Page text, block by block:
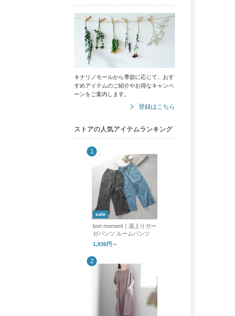
キナリノモールから季節に応じて、おす
すめアイテムのご紹介やお得なキャンペ
ーンをご案内します。
登録はこちら
ストアの人気アイテムランキング
sale
bon moment｜湯上りガー
ゼパンツ ルームパンツ
1,936円～